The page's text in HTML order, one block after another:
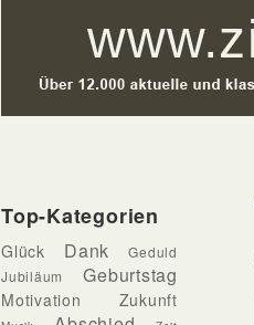
Top-Kategorien
Glück Dank
Geduld
Jubiläum
Geburtstag
Motivation Zukunft